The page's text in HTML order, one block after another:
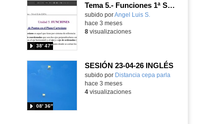
Tema 5.- Funciones 1ª Sesión 23-04-2026
Contenido educativo.
subido porAngel Luis S.
38′ 47″
hace 3 meses
8visualizaciones
SESIÓN 23-04-26 INGLÉS
Contenido educativo.
subido por Distancia cepa parla
08′ 36″
hace 3 meses
4visualizaciones